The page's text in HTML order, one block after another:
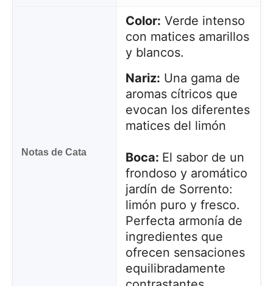
Notas de Cata
Color: Verde intenso
con matices amarillos
y blancos.
Nariz: Una gama de
aromas cítricos que
evocan los diferentes
matices del limón
Boca: El sabor de un
frondoso y aromático
jardín de Sorrento:
limón puro y fresco.
Perfecta armonía de
ingredientes que
ofrecen sensaciones
equilibradamente